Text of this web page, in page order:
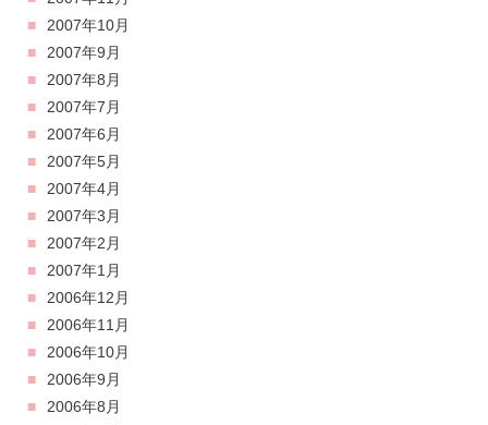
2007年10月
2007年9月
2007年8月
2007年7月
2007年6月
2007年5月
2007年4月
2007年3月
2007年2月
2007年1月
2006年12月
2006年11月
2006年10月
2006年9月
2006年8月